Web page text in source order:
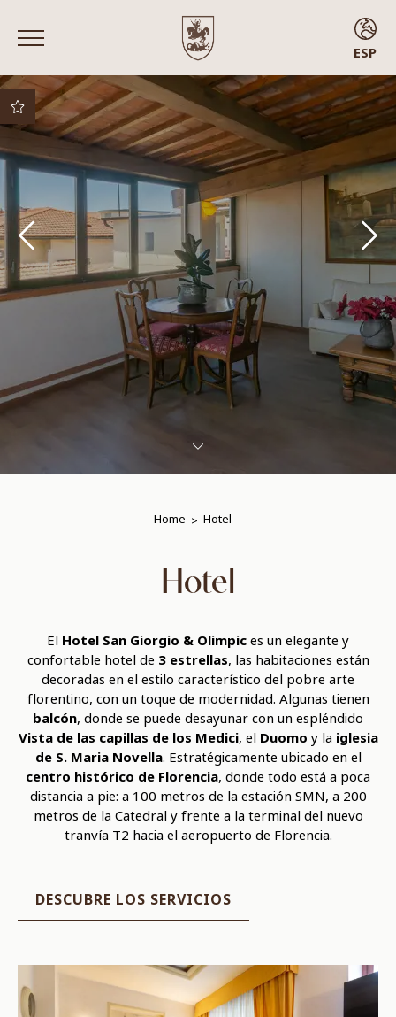
ESP
ENG
ITA
FRA
ESP
Mejor precio
garantizado
de cancelación
Upgrade gratuito
sujeto a
disponibilidad
Early check-in
Habitaciones con
Home Hotel
Hotel
El Hotel San Giorgio & Olimpices un elegante y
confortable hotel de 3 estrellas, las habitaciones están
decoradas en el estilo característico del pobre arte
florentino, con un toque de modernidad. Algunas tienen
balcón, donde se puede desayunar con un espléndido
Vista de las capillas de los Medici, el Duomo y la iglesia
de S. Maria Novella. Estratégicamente ubicado en el
centro histórico de Florencia, donde todo está a poca
distancia a pie: a 100 metros de la estación SMN, a 200
metros de la Catedral y frente a la terminal del nuevo
tranvía T2 hacia el aeropuerto de Florencia.
DESCUBRE LOS SERVICIOS